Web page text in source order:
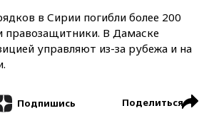
в Сирии погибли более 200
правозащитники. В Дамаске
управляют из-за рубежа и на
Подпишись Поделиться